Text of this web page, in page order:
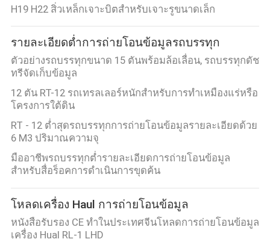
H19 H22 สิ่วเหล็กเจาะบิตสำหรับเจาะรูขนาดเล็ก
รายละเอียดต่ำการถ่ายโอนข้อมูลรถบรรทุก
ตัวอย่างรถบรรทุกขนาด 15 ตันพร้อมล้อเลื่อน, รถบรรทุกดัช
ทรีจัดเก็บข้อมูล
12 ตัน RT-12 รถเทรลเลอร์หนักสำหรับการทำเหมืองแร่หรือ
โครงการใต้ดิน
RT - 12 ต่ำสุดรถบรรทุกการถ่ายโอนข้อมูลรายละเอียดด้วย
6 M3 ปริมาณความจุ
มืออาชีพรถบรรทุกต่ำรายละเอียดการถ่ายโอนข้อมูล
สำหรับสื่อร็อคการดำเนินการขุดค้น
โหลดเครื่อง Haul การถ่ายโอนข้อมูล
หนังสือรับรอง CE ทำในประเทศจีนโหลดการถ่ายโอนข้อมูล
เครื่อง Hual RL-1 LHD